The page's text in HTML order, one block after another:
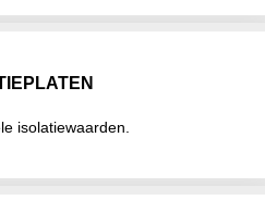
isolatiewaarden.